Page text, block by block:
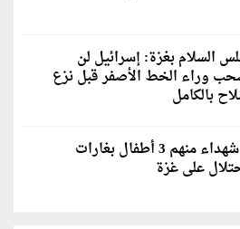
السلام بغزة: إسرائيل لن
وراء الخط الأصفر قبل نزع
بالكامل
10 شهداء منهم 3 أطفال بغارات
على غزة